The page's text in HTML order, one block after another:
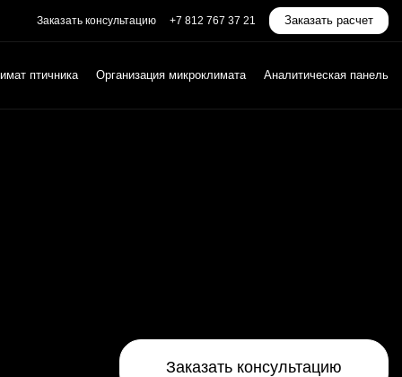
Заказать консультацию +7 812 767 37 21 Заказать расчет
птичника Организация микроклимата Аналитическая панель
Заказать консультацию